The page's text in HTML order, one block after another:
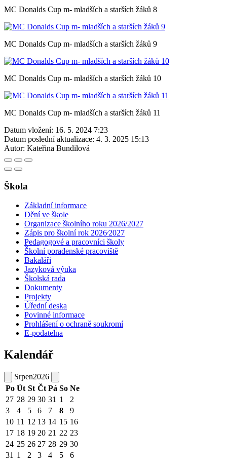
MC Donalds Cup m- mladších a starších žáků 8
MC Donalds Cup m- mladších a starších žáků 9
MC Donalds Cup m- mladších a starších žáků 10
MC Donalds Cup m- mladších a starších žáků 11
Datum vložení: 16. 5. 2024 7:23
Datum poslední aktualizace: 4. 3. 2025 15:13
Autor: Kateřina Bundilová
Škola
Základní informace
Dění ve škole
Organizace školního roku 2026/2027
Zápis pro školní rok 2026⁄2027
Pedagogové a pracovníci školy
Školní poradenské pracoviště
Bakaláři
Jazyková výuka
Školská rada
Dokumenty
Projekty
Úřední deska
Povinné informace
Prohlášení o ochraně soukromí
E-podatelna
Kalendář
Srpen2026
Po Út St Čt Pá So Ne
27 28 29 30 31 1
2
3
4 5 6 7 8
9
10 11 12 13 14 15 16
17 18 19 20 21 22 23
24 25 26 27 28 29 30
31 1 2 3 4 5 6